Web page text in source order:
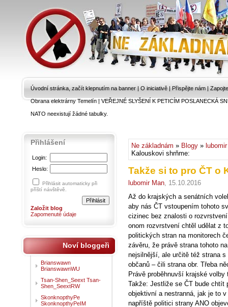
Úvodní stránka, začít klepnutím na banner | O iniciativě | Přispějte nám |
Obrana elektrárny Temelín|VEŘEJNÉ SLYŠENÍ K PETICÍM POSLANECKÁ
NATO neexistují žádné tabulky.
Ne základnám » Blogy »
Kalouskovi shrňme:
Takže si to pro ČT o
lubomir Man, 15.10.2016
Až do krajských a senátních
aby nás ČT vstoupením tohoto
cizinec bez znalosti o
onom rozvrstvení chtěl udělat z
politických stran na monitorech
závěru, že právě strana tohoto
nejsilnější, ale určitě též strana
občanů – čili strana obr. Třeba
Právě proběhnuvší krajské
Takže: Jestliže se ČT bude
objektivní a nestranná, jak je to
napříště politici strany ANO
Přihlášení
Login:
Heslo:
Přihlásit automaticky při
příští návštěvě.
Založit blog
Zapomenuté údaje
Noví bloggeři
Brianswawn
BrianswawnWU
Tsan-Shen_Seext Tsan-
Shen_SeextRW
SkonknopthyPe
SkonknopthyPeIM